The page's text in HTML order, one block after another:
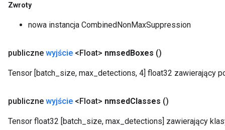
Zwroty
nowa instancja CombinedNonMaxSuppression
publiczne wyjście <Float> nmsedBoxes ()
Tensor [batch_size, max_detections, 4] float32 zawierający
publiczne wyjście <Float> nmsedClasses ()
Tensor float32 [batch_size, max_detections] zawierający